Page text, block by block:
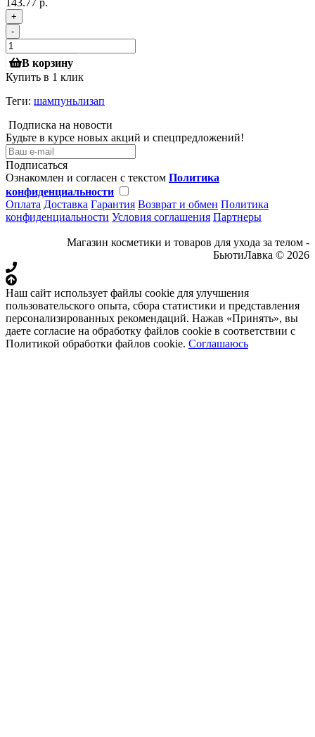
143.77 р.
+
-
В корзину
Купить в 1 клик
Теги: шампуньлизап
Подписка на новости
Будьте в курсе новых акций и спецпредложений!
Подписаться
Ознакомлен и согласен с текстом Политика
конфиденциальности
Оплата Доставка Гарантия Возврат и обмен Политика
конфиденциальности Условия соглашения Партнеры
Магазин косметики и товаров для ухода за телом -
БьютиЛавка © 2026
Наш сайт использует файлы cookie для улучшения
пользовательского опыта, сбора статистики и представления
персонализированных рекомендаций. Нажав «Принять», вы
даете согласие на обработку файлов cookie в соответствии с
Политикой обработки файлов cookie. Соглашаюсь